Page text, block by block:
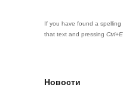
If you have found a spelling
that text and pressing
Новости